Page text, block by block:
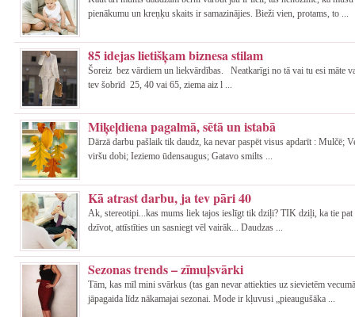
pienākumu un kreņķu skaits ir samazinājies. Bieži vien, protams, to ...
85 idejas lietišķam biznesa stilam
Šoreiz bez vārdiem un liekvārdības. Neatkarīgi no tā vai tu esi māte
tev šobrīd 25, 40 vai 65, ziema aiz l ...
Miķeļdiena pagalmā, sētā un istabā
Dārzā darbu pašlaik tik daudz, ka nevar paspēt visus apdarīt : Mulčē;
viršu dobi; Ieziemo ūdensaugus; Gatavo smilts ...
Kā atrast darbu, ja tev pāri 40
Ak, stereotipi...kas mums liek tajos ieslīgt tik dziļi? TIK dziļi, ka tie pat
dzīvot, attīstīties un sasniegt vēl vairāk... Daudzas ...
Sezonas trends – zīmuļsvārki
Tām, kas mīl mini svārkus (tas gan nevar attiekties uz sievietēm
jāpagaida līdz nākamajai sezonai. Mode ir kļuvusi „pieaugušāka ...